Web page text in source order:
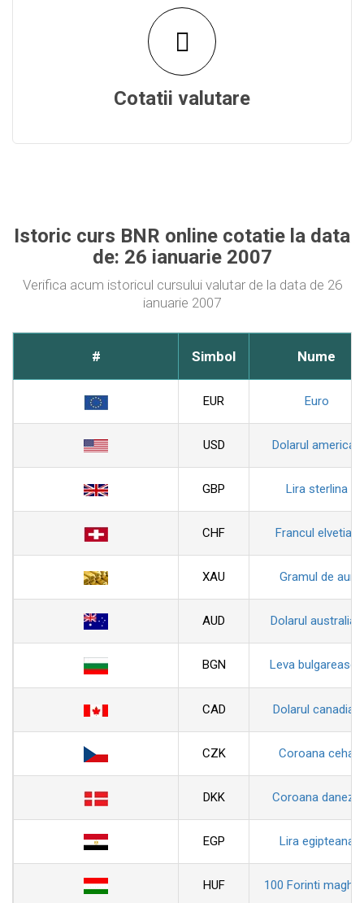
Cotatii valutare
Istoric curs BNR online cotatie la data
de: 26 ianuarie 2007
Verifica acum istoricul cursului valutar de la data de 26
ianuarie 2007
# Simbol Nume
EUR Euro
USD Dolarul american
GBP Lira sterlina
CHF Francul elvetian
XAU Gramul de aur
AUD Dolarul australian
BGN Leva bulgareasca
CAD Dolarul canadian
CZK Coroana ceha
DKK Coroana daneza
EGP Lira egipteana
HUF 100 Forinti